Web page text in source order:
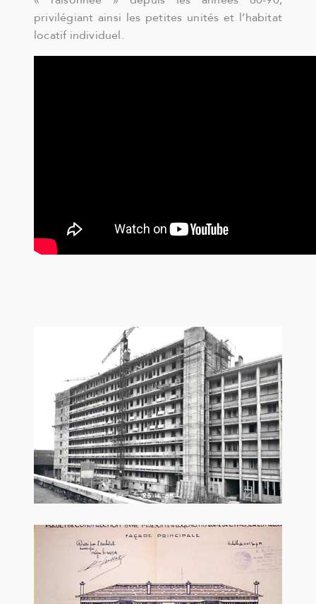
privilégiant ainsi les petites unités et l’habitat
locatif individuel.